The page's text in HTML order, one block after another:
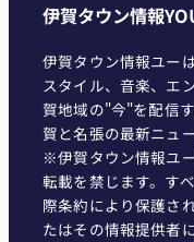
伊賀タウン情報
伊賀タウン情報ユー
スタイル、音楽、エ
賀地域の"今"を配信
賀と名張の最新ニュ
※伊賀タウン情報ユ
転載を禁じます。す
際条約により保護さ
たはその情報提供者